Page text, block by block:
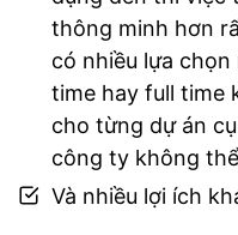
thông minh hơn
có nhiều lựa
time hay full time
cho từng dự án
công ty không
Và nhiều lợi ích